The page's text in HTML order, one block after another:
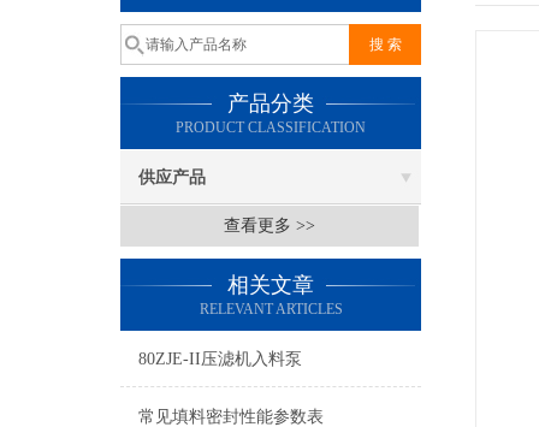
产品分类
PRODUCT CLASSIFICATION
供应产品
查看更多 >>
相关文章
RELEVANT ARTICLES
80ZJE-II压滤机入料泵
常见填料密封性能参数表